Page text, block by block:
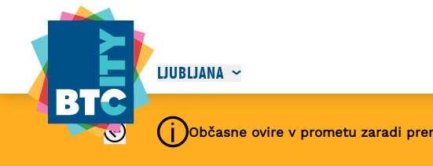
LJUBLJANA
Občasne ovire v prometu zaradi